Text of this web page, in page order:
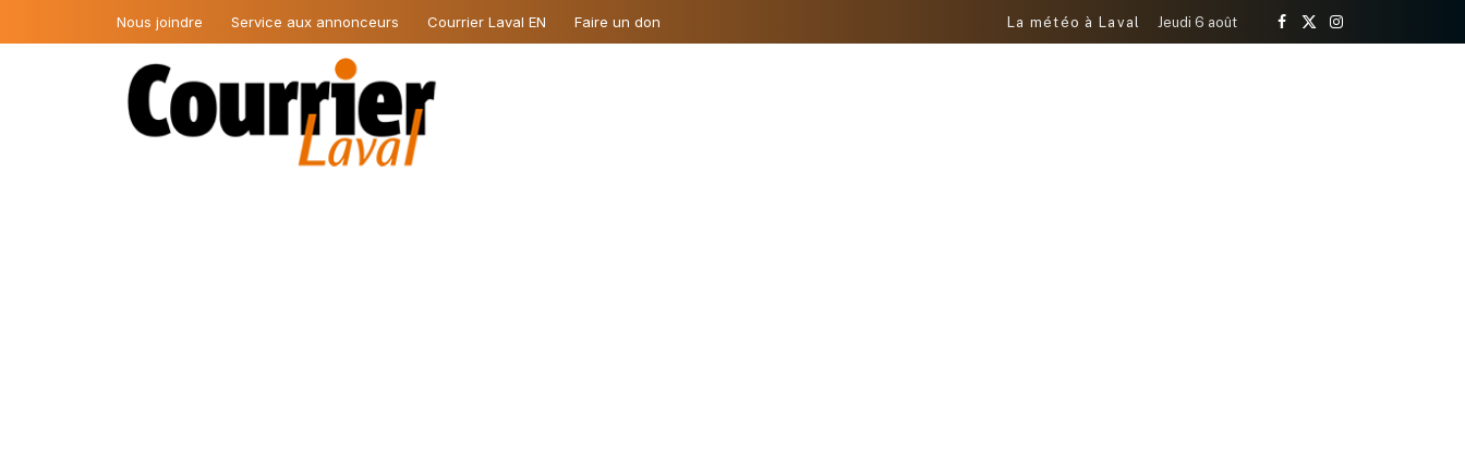
Nous joindre Service aux annonceurs Courrier Laval EN Faire un don La météo à Laval Jeudi 6 août
Facebook
X
Instagram